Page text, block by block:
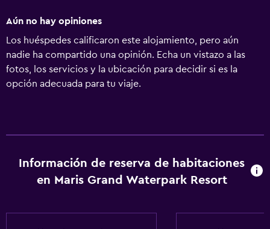
Aún no hay opiniones
Los huéspedes calificaron este alojamiento, pero aún
nadie ha compartido una opinión. Echa un vistazo a las
fotos, los servicios y la ubicación para decidir si es la
opción adecuada para tu viaje.
Información de reserva de habitaciones
en Maris Grand Waterpark Resort